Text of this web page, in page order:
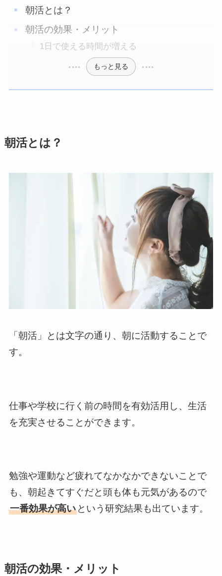
朝活とは？
朝活の効果・メリット
1日で使える時間が増える
もっと見る
朝活とは？
「朝活」とは文字の通り、朝に活動することで
す。
仕事や学校に行く前の時間を有効活用し、生活
を充実させることができます。
勉強や運動など疲れてなかなかできないことで
も、朝起きてすぐだと頭も体も元気があるので
一番効果が高いという研究結果も出ています。
朝活の効果・メリット